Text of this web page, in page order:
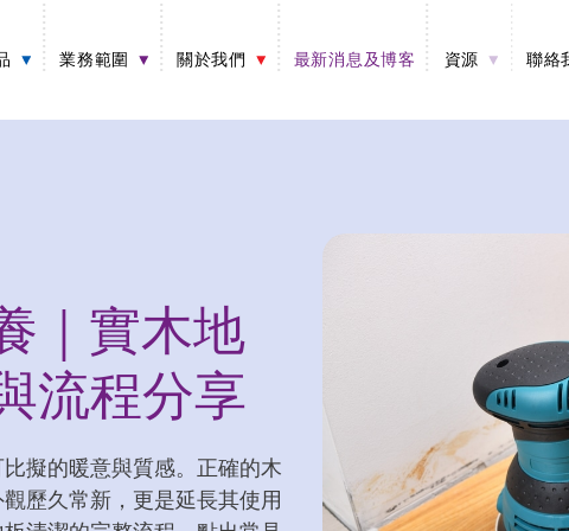
業務範圍 關於我們 最新消息及博客 資源 聯絡
｜實木地
流程分享
擬的暖意與質感。正確的木
歷久常新，更是延長其使用